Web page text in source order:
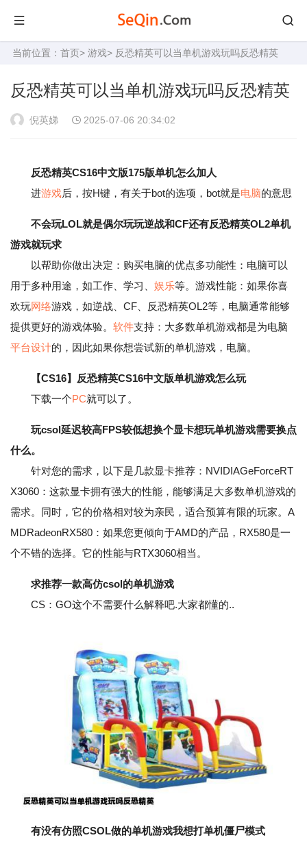
当前位置： 首页> 游戏> 反恐精英可以当单机游戏玩吗反恐精英
反恐精英可以当单机游戏玩吗反恐精英
倪英娣 2025-07-06 20:34:02
反恐精英CS16中文版175版单机怎么加人
进游戏后，按H键，有关于bot的选项，bot就是电脑的意思
不会玩LOL就是偶尔玩玩逆战和CF还有反恐精英OL2单机
游戏就玩求
以帮助你做出决定：购买电脑的优点多功能性：电脑可以
用于多种用途，如工作、学习、 娱乐等。游戏性能：如果你喜
欢玩网络游戏，如逆战、CF、反恐精英OL2等，电脑通常能够
提供更好的游戏体验。 软件支持：大多数单机游戏都是为电脑
平台设计的，因此如果你想尝试新的单机游戏，电脑。
【CS16】反恐精英CS16中文版单机游戏怎么玩
下载一个PC就可以了。
玩csol延迟较高FPS较低想换个显卡想玩单机游戏需要换点
什么。
针对您的需求，以下是几款显卡推荐：NVIDIAGeForceRT
X3060：这款显卡拥有强大的性能，能够满足大多数单机游戏的
需求。同时，它的价格相对较为亲民，适合预算有限的玩家。A
MDRadeonRX580：如果您更倾向于AMD的产品，RX580是一
个不错的选择。它的性能与RTX3060相当。
求推荐一款高仿csol的单机游戏
CS：GO这个不需要什么解释吧.大家都懂的..
有没有仿照CSOL做的单机游戏我想打单机僵尸模式